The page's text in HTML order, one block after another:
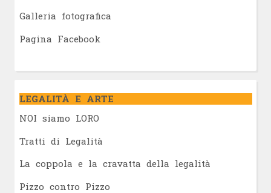
Galleria fotografica
Pagina Facebook
LEGALITÀ E ARTE
NOI siamo LORO
Tratti di Legalità
La coppola e la cravatta della legalità
Pizzo contro Pizzo